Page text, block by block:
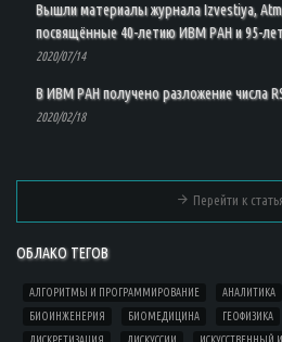
Вышли материалы журнала Izvestiya,
посвящённые 40-летию ИВМ РАН и 95-
2020/07/14
В ИВМ РАН получено разложение числа
2020/02/18
Перейти к
ОБЛАКО ТЕГОВ
АЛГОРИТМЫ И ПРОГРАММИРОВАНИЕ АНАЛИТИКА
БИОИНЖЕНЕРИЯ
БИОМЕДИЦИНА ГЕОФИЗИКА